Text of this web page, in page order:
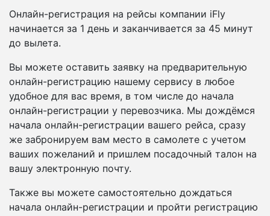
Онлайн-регистрация на рейсы компании iFly
начинается за 1 день и заканчивается за 45 минут
до вылета.
Вы можете оставить заявку на предварительную
онлайн-регистрацию нашему сервису в любое
удобное для вас время, в том числе до начала
онлайн-регистрации у перевозчика. Мы дождёмся
начала онлайн-регистрации вашего рейса, сразу
же забронируем вам место в самолете с учетом
ваших пожеланий и пришлем посадочный талон на
вашу электронную почту.
Также вы можете самостоятельно дождаться
начала онлайн-регистрации и пройти регистрацию